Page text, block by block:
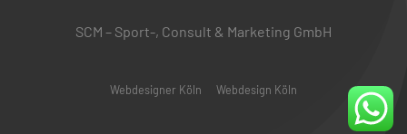
SCM – Sport-, Consult & Marketing GmbH
Webdesigner Köln Webdesign Köln